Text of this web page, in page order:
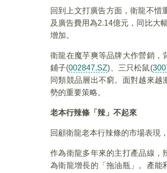
回到上文打廣告方面，衛龍不惜
及廣告費用為2.14億元，同比大
增加。
衛龍在魔芋爽等品牌大作營銷，
鋪子(002847.SZ)、三只松鼠(
同類競品層出不窮。面對越來
勢的重要策略。
老本行辣條「辣」不起來
回顧衛龍老本行辣條的市場表現
作為衛龍多年來的主打產品線，
為衛龍增長的「拖油瓶」。產能